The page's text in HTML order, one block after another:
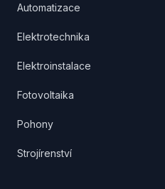
Automatizace
Elektrotechnika
Elektroinstalace
Fotovoltaika
Pohony
Strojírenství